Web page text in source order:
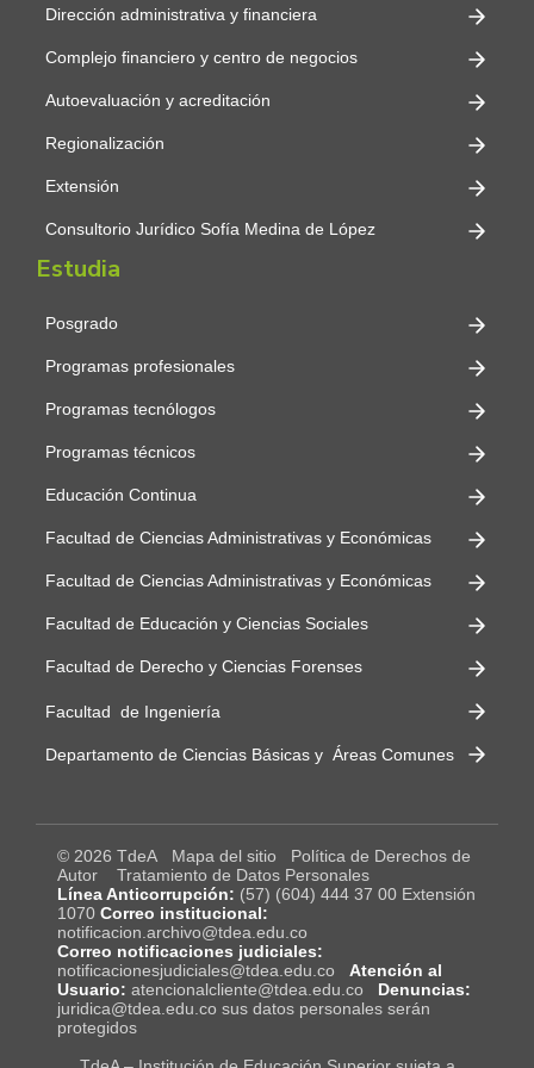
Para más información visita
nuestro micrositio financiero:
Dirección administrativa y financiera
Complejo financiero y centro de negocios
Autoevaluación y acreditación
Regionalización
Extensión
Consultorio Jurídico Sofía Medina de López
Estudia
Posgrado
Programas profesionales
Programas tecnólogos
Programas técnicos
Educación Continua
Facultad de Ciencias Administrativas y Económicas
Facultad de Ciencias Administrativas y Económicas
Facultad de Educación y Ciencias Sociales
Facultad de Derecho y Ciencias Forenses
Facultad de Ingeniería
Departamento de Ciencias Básicas y Áreas Comunes
© 2026 TdeA Mapa del sitio
Política de Derechos de
Autor
Tratamiento de Datos Personales
Línea Anticorrupción: (57) (604) 444 37 00 Extensión
1070 Correo institucional:
notificacion.archivo@tdea.edu.co
Correo notificaciones judiciales:
notificacionesjudiciales@tdea.edu.co
Atención al
Usuario: atencionalcliente@tdea.edu.co
Denuncias:
juridica@tdea.edu.co sus datos personales serán
protegidos